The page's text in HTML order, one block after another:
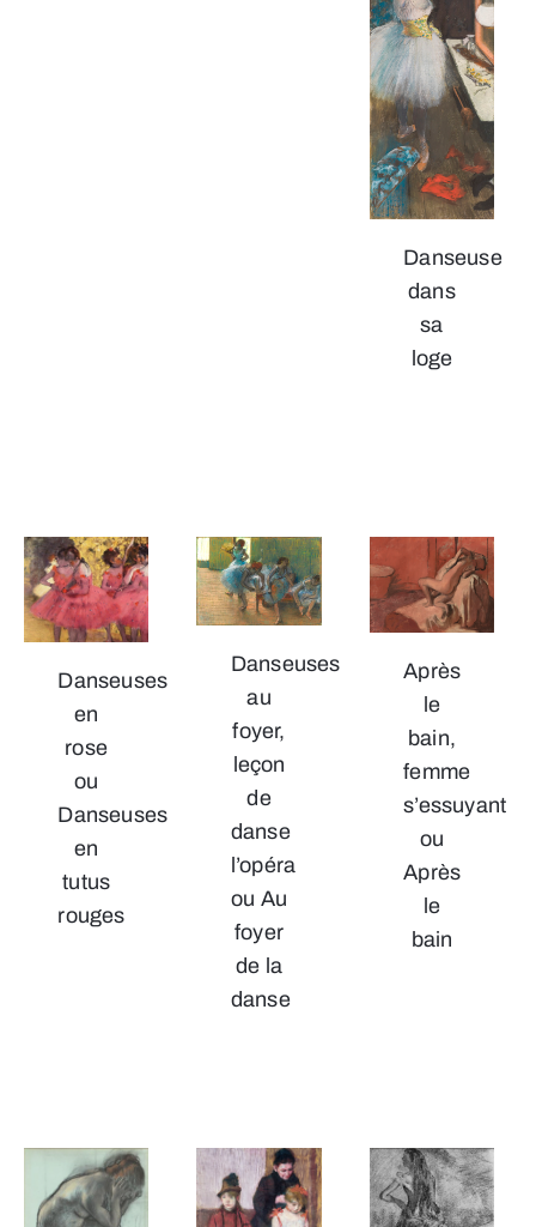
Danseuse
dans
sa
loge
Danseuses
en
rose
ou
Danseuses
en
tutus
rouges
Danseuses
au
foyer,
leçon
de
danse
l’opéra
ou Au
foyer
de la
danse
Après
le
bain,
femme
s’essuyant
ou
Après
le
bain